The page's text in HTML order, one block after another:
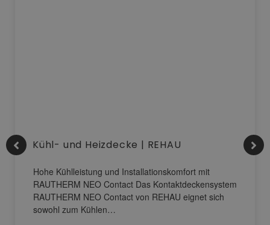
Kühl- und Heizdecke | REHAU
Hohe Kühlleistung und Installationskomfort mit
RAUTHERM NEO Contact Das Kontaktdeckensystem
RAUTHERM NEO Contact von REHAU eignet sich
sowohl zum Kühlen…